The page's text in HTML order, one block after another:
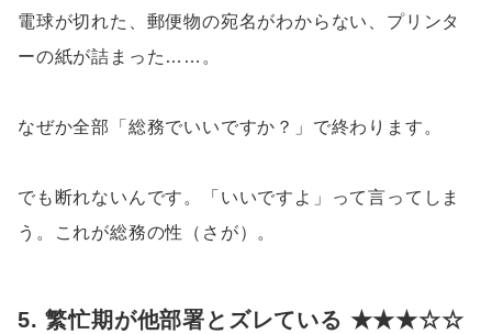
電球が切れた、郵便物の宛名がわからない、プリンタ
ーの紙が詰まった……。
なぜか全部「総務でいいですか？」で終わります。
でも断れないんです。「いいですよ」って言ってしま
う。これが総務の性（さが）。
5. 繁忙期が他部署とズレている ★★★☆☆